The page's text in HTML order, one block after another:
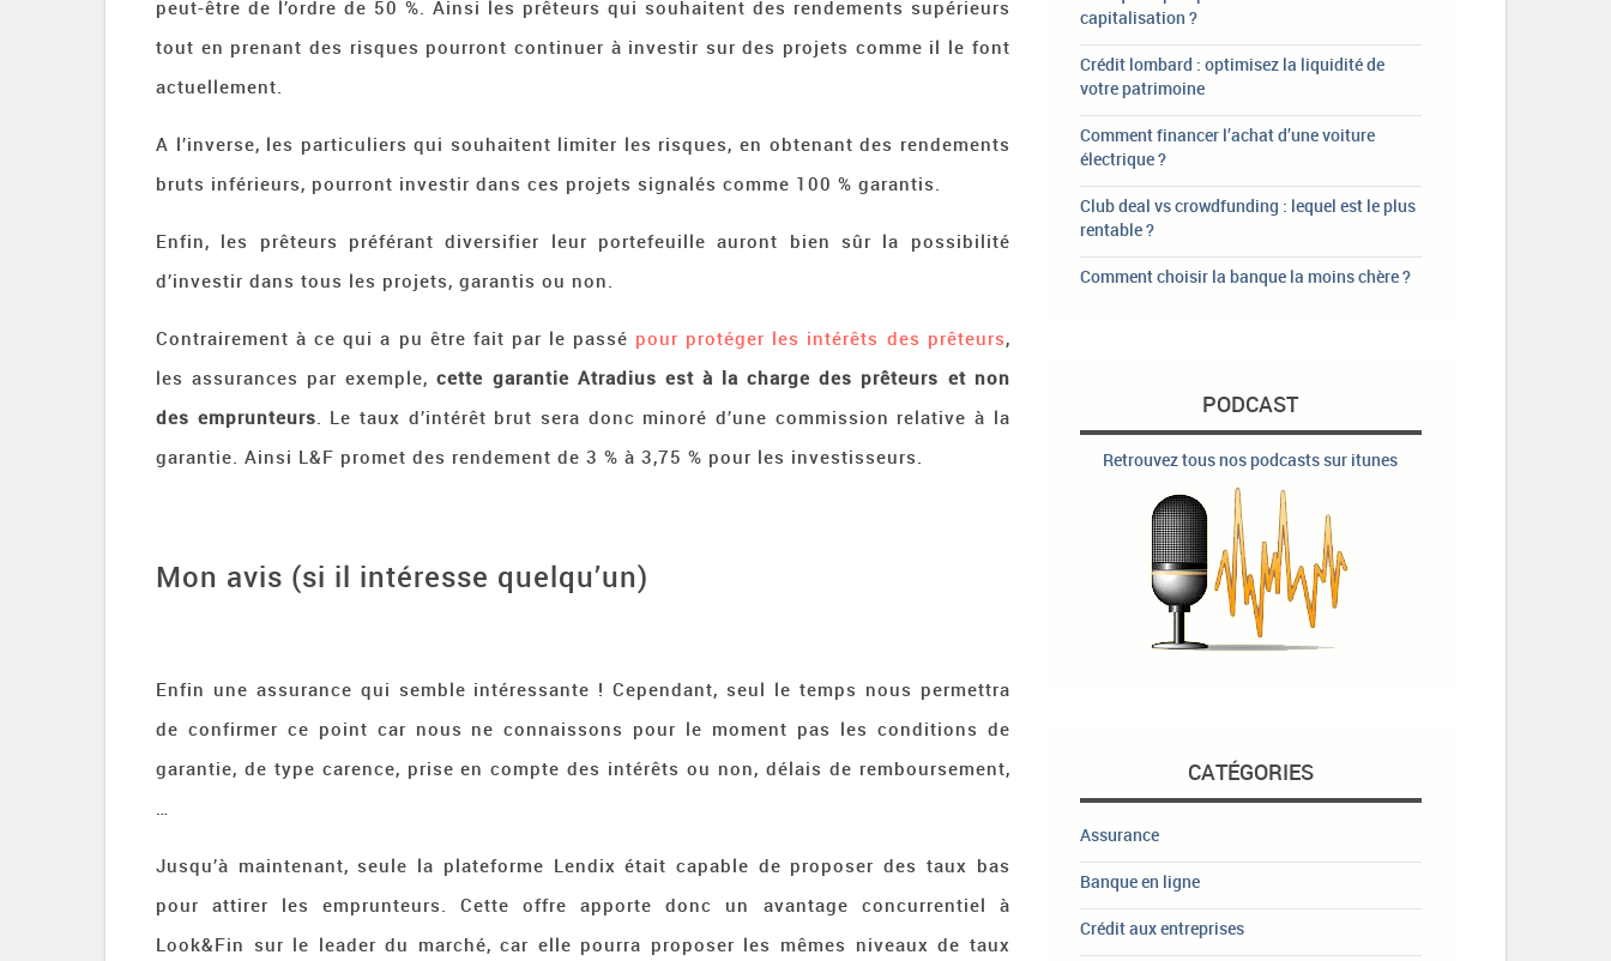
peut-être de l’ordre de 50 %. Ainsi les prêteurs qui souhaitent des rendements supérieurs
tout en prenant des risques pourront continuer à investir sur des projets comme il le font
actuellement.
A l’inverse, les particuliers qui souhaitent limiter les risques, en obtenant des rendements
bruts inférieurs, pourront investir dans ces projets signalés comme 100 % garantis.
Enfin, les prêteurs préférant diversifier leur portefeuille auront bien sûr la possibilité
d’investir dans tous les projets, garantis ou non.
Contrairement à ce qui a pu être fait par le passé pour protéger les intérêts des prêteurs,
les assurances par exemple,cette garantie Atradius est à la charge des prêteurs et non
des emprunteurs. Le taux d’intérêt brut sera donc minoré d’une commission relative à la
garantie. Ainsi L&F promet des rendement de 3 % à 3,75 % pour les investisseurs.
Mon avis (si il intéresse quelqu’un)
Enfin une assurance qui semble intéressante ! Cependant, seul le temps nous permettra
de confirmer ce point car nous ne connaissons pour le moment pas les conditions de
garantie, de type carence, prise en compte des intérêts ou non, délais de remboursement,
…
Jusqu’à maintenant, seule la plateforme Lendix était capable de proposer des taux bas
pour attirer les emprunteurs. Cette offre apporte donc un avantage concurrentiel à
Look&Fin sur le leader du marché, car elle pourra proposer les mêmes niveaux de taux
capitalisation ?
Crédit lombard : optimisez la liquidité de
votre patrimoine
Comment financer l’achat d’une voiture
électrique ?
Club deal vs crowdfunding : lequel est le plus
rentable ?
Comment choisir la banque la moins chère ?
PODCAST
Retrouvez tous nos podcasts sur itunes
CATÉGORIES
Assurance
Banque en ligne
Crédit aux entreprises